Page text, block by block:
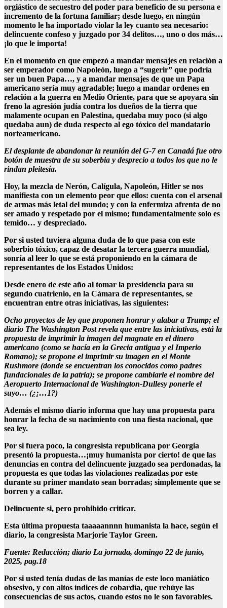
orgiástico de secuestro del poder para beneficio de su persona e
incremento de la fortuna familiar; desde luego, en ningún
momento le ha importado violar la ley cuanto sea necesario:
delincuente confeso y juzgado por 34 delitos…, uno o dos más…
¡lo que le importa!
En el momento en que empezó a mandar mensajes en relación a
ser emperador como Napoleón, luego a “sugerir” que podría
ser un buen Papa…, y a mandar mensajes de que un Papa
americano sería muy agradable; luego a mandar ordenes en
relación a la guerra en Medio Oriente, para que se apoyara sin
freno la agresión judía contra los dueños de la tierra que
malamente ocupan en Palestina, quedaba muy poco (si algo
quedaba aun) de duda respecto al ego tóxico del mandatario
norteamericano.
El desplante de abandonar la reunión del G-7 en Canadá fue otro
botón de muestra de su soberbia y desprecio a todos los que no le
rindan pleitesía.
Hoy, la mezcla de Nerón, Calígula, Napoleón, Hitler se nos
manifiesta con un elemento peor que ellos: cuenta con el arsenal
de armas más letal del mundo; y con la enfermiza afrenta de no
ser amado y respetado por el mismo; fundamentalmente solo es
temido… y despreciado.
Por si usted tuviera alguna duda de lo que pasa con este
soberbio tóxico, capaz de desatar la tercera guerra mundial,
sonría al leer lo que se está proponiendo en la cámara de
representantes de los Estados Unidos:
Desde enero de este año al tomar la presidencia para su
segundo cuatrienio, en la Cámara de representantes, se
encuentran entre otras iniciativas, las siguientes:
Ocho proyectos de ley que proponen honrar y alabar a Trump; el
diario The Washington Post revela que entre las iniciativas, está la
propuesta de imprimir la imagen del magnate en el dinero
americano (como se hacía en la Grecia antigua y el Imperio
Romano); se propone el imprimir su imagen en el Monte
Rushmore (donde se encuentran los conocidos como padres
fundacionales de la patria); se propone cambiarle el nombre del
Aeropuerto Internacional de Washington-Dullesy ponerle el
suyo… (¿¡…1?)
Además el mismo diario informa que hay una propuesta para
honrar la fecha de su nacimiento con una fiesta nacional, que
sea ley.
Por si fuera poco, la congresista republicana por Georgia
presentó la propuesta…¡muy humanista por cierto! de que las
denuncias en contra del delincuente juzgado sea perdonadas, la
propuesta es que todas las violaciones realizadas por este
durante su primer mandato sean borradas; simplemente que se
borren y a callar.
Delincuente si, pero prohibido criticar.
Esta última propuesta taaaaannnn humanista la hace, según el
diario, la congresista Marjorie Taylor Green.
Fuente: Redacción; diario La jornada, domingo 22 de junio,
2025, pag.18
Por si usted tenía dudas de las manías de este loco maniático
obsesivo, y con altos índices de cobardía, que rehúye las
consecuencias de sus actos, cuando estos no le son favorables.